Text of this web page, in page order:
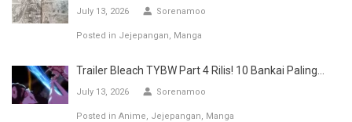
July 13, 2026 Sorenamoo
Posted in Jejepangan Manga
Trailer Bleach TYBW Part 4 Rilis! 10 Bankai Paling...
July 13, 2026 Sorenamoo
Posted in Anime Jejepangan Manga